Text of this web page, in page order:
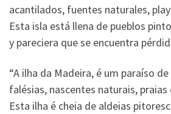
acantilados, fuentes naturales,
Esta isla está llena de pueblos
y pareciera que se encuentra
“A ilha da Madeira, é um paraíso
falésias, nascentes naturais, praias
Esta ilha é cheia de aldeias